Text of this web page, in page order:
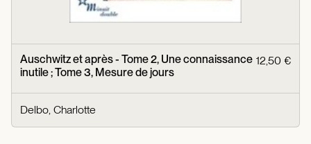
Auschwitz et après - Tome 2, Une connaissance
inutile ; Tome 3, Mesure de jours
12,50 €
Delbo, Charlotte